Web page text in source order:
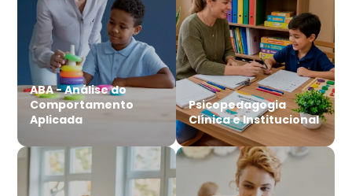
ABA - Análise do
Comportamento
Aplicada
Psicopedagogia
Clínica e Institucional